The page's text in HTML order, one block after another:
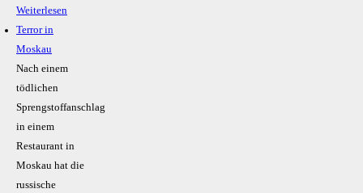
Weiterlesen
Terror in
Moskau
Nach einem
tödlichen
Sprengstoffanschlag
in einem
Restaurant in
Moskau hat die
russische